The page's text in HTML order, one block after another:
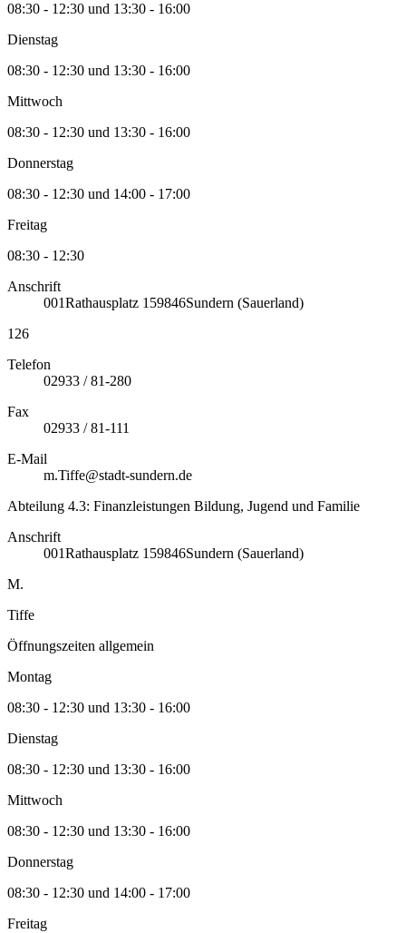
08:30 - 12:30 und 13:30 - 16:00
Dienstag
08:30 - 12:30 und 13:30 - 16:00
Mittwoch
08:30 - 12:30 und 13:30 - 16:00
Donnerstag
08:30 - 12:30 und 14:00 - 17:00
Freitag
08:30 - 12:30
Anschrift
001Rathausplatz 1 59846Sundern (Sauerland)
126
Telefon
02933 / 81-280
Fax
02933 / 81-111
E-Mail
m.Tiffe@stadt-sundern.de
Abteilung 4.3: Finanzleistungen Bildung, Jugend und Familie
Anschrift
001Rathausplatz 1 59846Sundern (Sauerland)
M.
Tiffe
Öffnungszeiten allgemein
Montag
08:30 - 12:30 und 13:30 - 16:00
Dienstag
08:30 - 12:30 und 13:30 - 16:00
Mittwoch
08:30 - 12:30 und 13:30 - 16:00
Donnerstag
08:30 - 12:30 und 14:00 - 17:00
Freitag